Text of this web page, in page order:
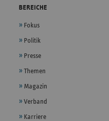
BEREICHE
Fokus
Politik
Presse
Themen
Magazin
Verband
Karriere